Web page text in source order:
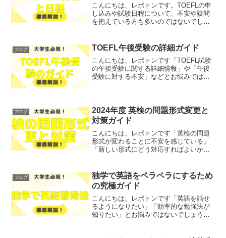
こんにちは、レポトンです。TOEFLの申
し込みや試験日程について、不安や疑問
を抱えている方も多いのではないでしょ
す！レポトンこの記事は次のような人に
おすすめ！TOE...
ブログ TOEFL午後受験の詳細ガイド
こんにちは、レポトンです「TOEFL試験
の午後受験に関する詳細情報」や「午後
受験に対する不安」などとお悩みではな
のような人におす...
ブログ
2024年度 英検の問題形式変更と
対策ガイド
こんにちは、レポトンです「英検の問題
形式が変わることに不安を感じている」
「新しい形式にどう対応すればよいか分
しい問題形式について、徹底解説しま
す！レポトンこの記事は次...
ブログ
独学で英語をペラペラにするため
の究極ガイド
こんにちは、レポトンです「英語を話せ
るようになりたい」「効率的な勉強法が
知りたい」とお悩みではないでしょう